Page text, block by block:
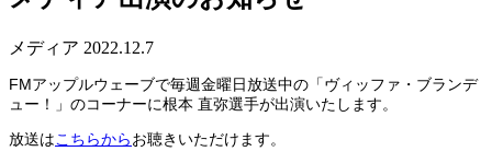
メディア 2022.12.7
FMアップルウェーブで毎週金曜日放送中の「ヴィッファ・ブランデ
ュー！」のコーナーに根本 直弥選手が出演いたします。
放送はこちらからお聴きいただけます。